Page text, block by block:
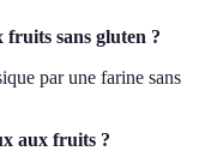
fruits sans gluten ?
par une farine sans
aux fruits ?